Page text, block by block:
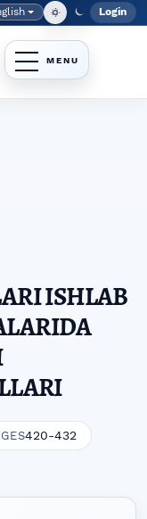
Language Login
ISHLAB
420-432